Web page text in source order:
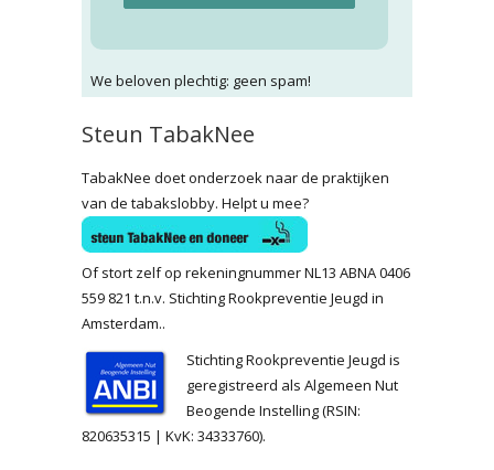
We beloven plechtig: geen spam!
Steun TabakNee
TabakNee doet onderzoek naar de praktijken
van de tabakslobby. Helpt u mee?
Of stort zelf op rekeningnummer NL13 ABNA 0406
559 821 t.n.v. Stichting Rookpreventie Jeugd in
Amsterdam..
Stichting Rookpreventie Jeugd is
geregistreerd als Algemeen Nut
Beogende Instelling (RSIN:
820635315 | KvK: 34333760).